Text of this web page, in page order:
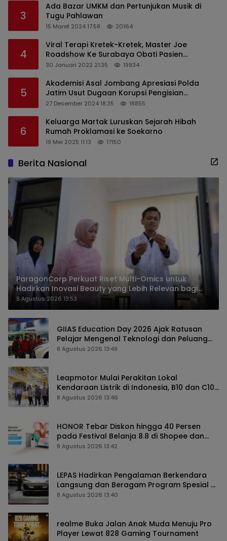
3
Ada Bazar UMKM dan Pertunjukan Musik di
Tugu Pahlawan
15 Maret 2024 17:58 20164
4
Viral Terapi Kretek-Kretek, Master Joe
Roadshow Ke Surabaya Obati Pasien
Sekaligus Edukasi Masyarakat
30 Januari 2022 21:35 19934
5
Akademisi Asal Jombang Apresiasi Polda
Jatim Usut Dugaan Korupsi Pengisian
Perangkat Desa di Kediri
27 Desember 2024 18:35 18855
6
Keluarga Martak Luruskan Sejarah Hibah
Rumah Proklamasi ke Soekarno
19 Mei 2025 11:13 17150
Berita Nasional
ParagonCorp Perkuat Riset Multi-Omics untuk
Hadirkan Inovasi Beauty yang Lebih Relevan bagi
Masyarakat Indonesia
8 Agustus 2026 13:53
GIIAS Education Day 2026 Ajak Ratusan
Pelajar Mengenal Teknologi dan Peluang
Karier Industri Otomotif
8 Agustus 2026 13:49
Leapmotor Mulai Perakitan Lokal
Kendaraan Listrik di Indonesia, B10 dan C10
Jadi Model Perdana
8 Agustus 2026 13:46
HONOR Tebar Diskon hingga 40 Persen
pada Festival Belanja 8.8 di Shopee dan
TikTok Shop
8 Agustus 2026 13:42
LEPAS Hadirkan Pengalaman Berkendara
Langsung dan Beragam Program Spesial di
GIIAS 2026
8 Agustus 2026 13:40
realme Buka Jalan Anak Muda Menuju Pro
Player Lewat 828 Gaming Tournament